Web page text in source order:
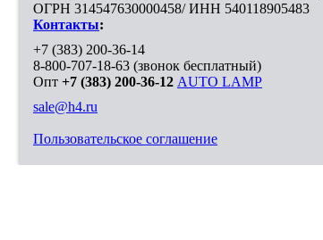
ОГРН 314547630000458/ ИНН 540118905483
Контакты:
+7 (383) 200-36-14
8-800-707-18-63 (звонок бесплатный)
Опт +7 (383) 200-36-12 AUTO LAMP
sale@h4.ru
Пользовательское соглашение